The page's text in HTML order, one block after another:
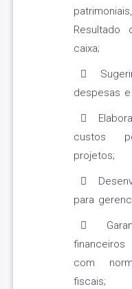
caixa;
despesas
custos
projetos;
para
financeiros
com
fiscais;